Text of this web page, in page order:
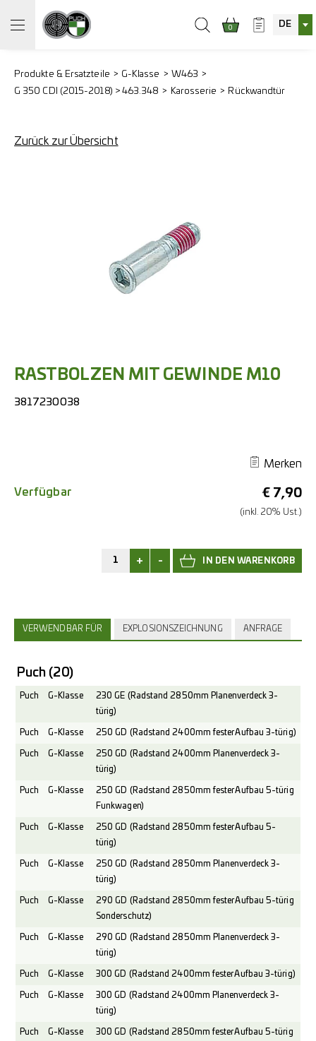
0 DE
Produkte & Ersatzteile G-Klasse
W463
G 350 CDI (2015-2018) > 463.348
Karosserie Rückwandtür
Zurück zur Übersicht
RASTBOLZEN MIT GEWINDE M10
3817230038
Merken
€ 7,90
(inkl. 20% Ust.)
Verfügbar
+ -
VERWENDBAR FÜR EXPLOSIONSZEICHNUNG ANFRAGE
Puch (20)
Puch G-Klasse
230 GE (Radstand 2850mm Planenverdeck 3-
türig)
Puch G-Klasse 250 GD (Radstand 2400mm fester Aufbau 3-türig)
Puch G-Klasse
250 GD (Radstand 2400mm Planenverdeck 3-
türig)
Puch G-Klasse
250 GD (Radstand 2850mm fester Aufbau 5-türig
Funkwagen)
Puch G-Klasse
250 GD (Radstand 2850mm fester Aufbau 5-
türig)
Puch G-Klasse
250 GD (Radstand 2850mm Planenverdeck 3-
türig)
Puch G-Klasse
290 GD (Radstand 2850mm fester Aufbau 5-türig
Sonderschutz)
Puch G-Klasse
290 GD (Radstand 2850mm Planenverdeck 3-
türig)
Puch G-Klasse 300 GD (Radstand 2400mm fester Aufbau 3-türig)
Puch G-Klasse
300 GD (Radstand 2400mm Planenverdeck 3-
türig)
Puch G-Klasse
300 GD (Radstand 2850mm fester Aufbau 5-türig